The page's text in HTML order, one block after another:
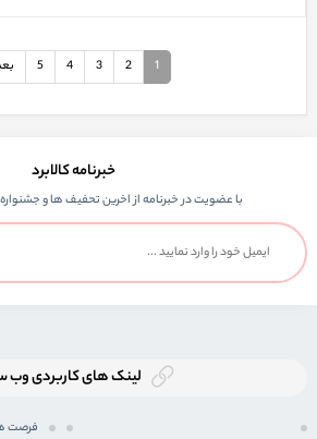
1
2
3
4
5
خبرنامه کالابرد
با عضویت در خبرنامه از اخرین تحفیف ها و
لینک های کاربردی وب
فرصت